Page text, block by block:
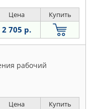
Цена Купить
2 705 р.
рабочий
Цена Купить